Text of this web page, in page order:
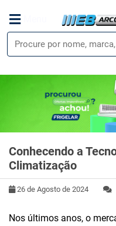
Conhecendo a
Climatização
26 de Agosto de 2024
Nos últimos anos, o